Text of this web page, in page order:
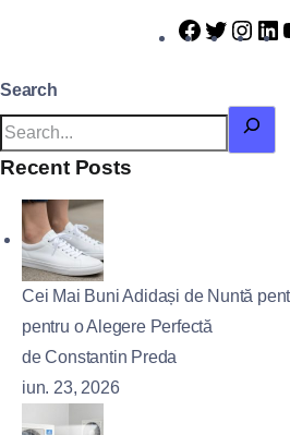
Search
Recent Posts
Cei Mai Buni Adidași de Nuntă
pentru o Alegere Perfectă
de Constantin Preda
iun. 23, 2026